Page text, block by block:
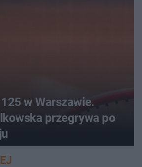
w Warszawie.
przegrywa po